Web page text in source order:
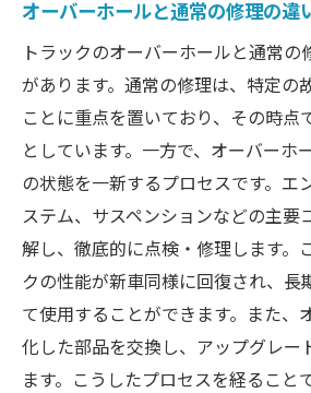
向上させる方法
信頼性を高めるトラック
要性
オーバーホールがビジネ
影響
顧客満足度向上に繋がる
ホール
トラックオーバーホール
メージの強化
信頼性を保つための日常
オーバーホール後のトラ
オーバーホールと通常の修理の違
トラックのオーバーホールと通常の
があります。通常の修理は、特定の
ことに重点を置いており、その時点
としています。一方で、オーバーホ
の状態を一新するプロセスです。エ
ステム、サスペンションなどの主要
解し、徹底的に点検・修理します。
クの性能が新車同様に回復され、長
て使用することができます。また、
化した部品を交換し、アップグレー
ます。こうしたプロセスを経ること